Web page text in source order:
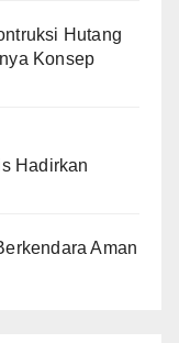
Hutang
Konsep
Hadirkan
Aman